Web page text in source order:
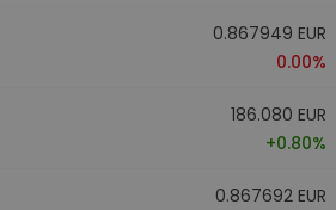
0.867949 EUR
0.00%
186.080 EUR
+0.80%
0.867692 EUR